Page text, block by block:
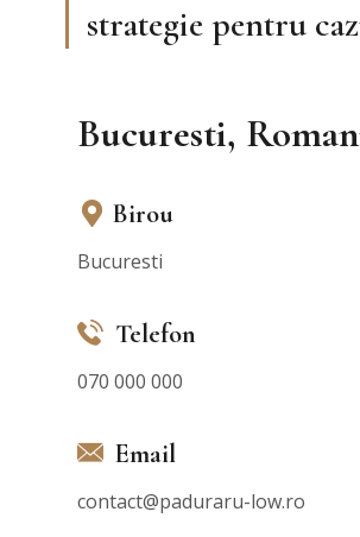
strategie pentru
Bucuresti,
Birou
Bucuresti
Telefon
070 000 000
Email
contact@paduraru-low.ro